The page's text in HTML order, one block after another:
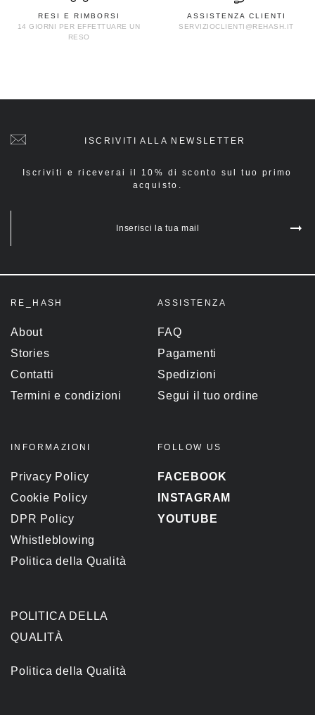
RESI E RIMBORSI
14 GIORNI PER EFFETTUARE UN
RESO
ASSISTENZA CLIENTI
SERVIZIOCLIENTI@REHASH.IT
ISCRIVITI ALLA NEWSLETTER
Iscriviti e riceverai il 10% di sconto sul tuo primo
acquisto.
Inserisci la tua mail
RE_HASH
About
Stories
Contatti
Termini e condizioni
ASSISTENZA
FAQ
Pagamenti
Spedizioni
Segui il tuo ordine
INFORMAZIONI
Privacy Policy
Cookie Policy
DPR Policy
Whistleblowing
Politica della Qualità
FOLLOW US
FACEBOOK
INSTAGRAM
YOUTUBE
POLITICA DELLA
QUALITÀ
Politica della Qualità